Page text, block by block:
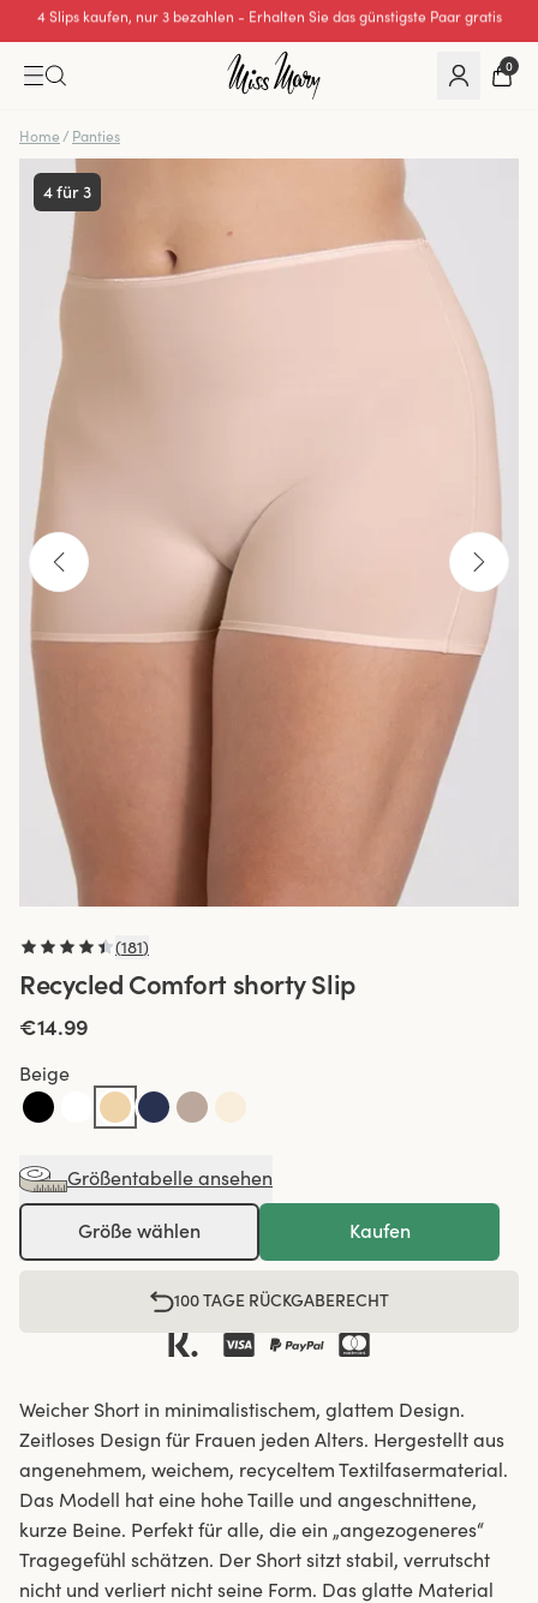
Hervorragende 0 von 5
0
Home / Panties
4 für 3
(181)
Recycled Comfort shorty Slip
€14.99
Beige
Größentabelle ansehen
Größe wählen Kaufen
100 TAGE RÜCKGABERECHT
Weicher Short in minimalistischem, glattem Design.
Zeitloses Design für Frauen jeden Alters. Hergestellt aus
angenehmem, weichem, recyceltem Textilfasermaterial.
Das Modell hat eine hohe Taille und angeschnittene,
kurze Beine. Perfekt für alle, die ein „angezogeneres“
Tragegefühl schätzen. Der Short sitzt stabil, verrutscht
nicht und verliert nicht seine Form. Das glatte Material